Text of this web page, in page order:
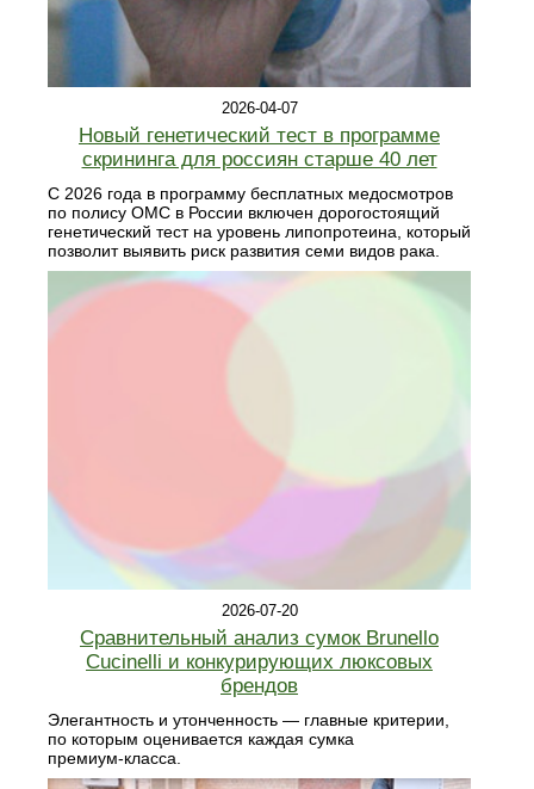
2026-04-07
Новый генетический тест в программе
скрининга для россиян старше 40 лет
С 2026 года в программу бесплатных медосмотров
по полису ОМС в России включен дорогостоящий
генетический тест на уровень липопротеина, который
позволит выявить риск развития семи видов рака.
2026-07-20
Сравнительный анализ сумок Brunello
Cucinelli и конкурирующих люксовых
брендов
Элегантность и утонченность — главные критерии,
по которым оценивается каждая сумка
премиум‑класса.